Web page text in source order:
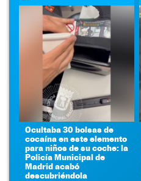
Ocultaba 30 bolsas de
cocaína en este elemento
para niños de su coche: la
Policía Municipal de
Madrid acabó
descubriéndola